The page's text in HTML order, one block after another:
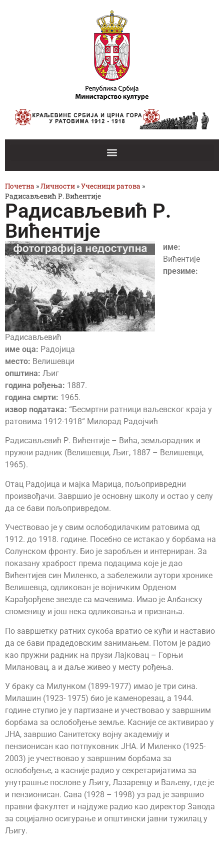
Почетна »Личности »Учесници ратова »
Радисављевић Р. Вићентије
Радисављевић Р.
Вићентије
име:
Вићентије
презиме:
Радисављевић
име оца: Радојица
место: Велишевци
општина: Љиг
година рођења: 1887.
година смрти: 1965.
извор података: “Бесмртни ратници ваљевског краја у
ратовима 1912-1918“ Милорад Радојчић
Радисављевић Р. Вићентије – Вића, земљорадник и
пружни радник (Велишевци, Љиг, 1887 – Велишевци,
1965).
Отац Радојица и мајка Марица, пољопривредни
произвођачи. Завршио је основну школу и остао у селу
да се бави пољопривредом.
Учествовао је у свим ослободилачким ратовима од
1912. до 1918. године. Посебно се истакао у борбама на
Солунском фронту. Био је заробљен и интерниран. За
показану храброст према подацима које је дао
Вићентијев син Миленко, а забележили аутори хронике
Велишевца, одликован је војничким Орденом
Карађорђеве звезде са мачевима. Имао је Албанску
споменицу и још нека одликовања и признања.
По завршетку ратних сукоба вратио се кући и наставио
да се бави прадедовским занимањем. Потом је радио
као пружни радник на прузи Лајковац – Горњи
Милановац, а и даље живео у месту рођења.
У браку са Милунком (1899-1977) имао је три сина.
Милашин (1923- 1975) био је каменорезац, а 1944.
године ступио је у партизане и учествовао у завршним
борбама за ослобођење земље. Касније се активирао у
ЈНА, завршио Санитетску војну академију и
пензионисан као потпуковник ЈНА. И Миленко (1925-
2003) је учествовао у завршним борбама за
ослобођење, а касније радио у секретаријатима за
унутрашње послове у Љигу, Лазаревцу и Ваљеву, где је
и пензионисан. Сава (1928 – 1998) уз рад је завршио
правни факултет и најдуже радио као директор Завода
за социјално осигурање и општински јавни тужилац у
Љигу.